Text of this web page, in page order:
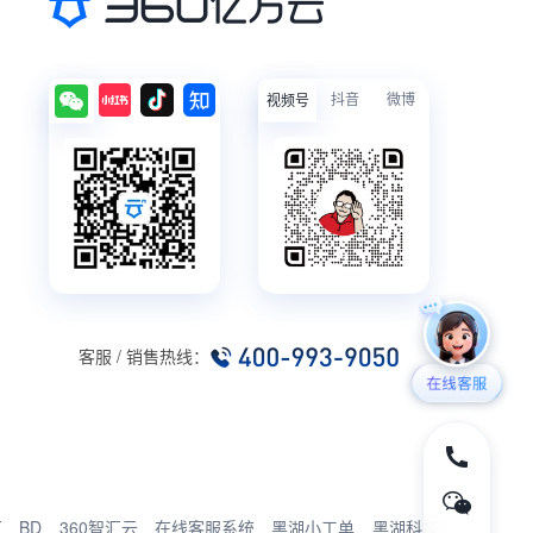
视频号 抖音 微博
客服 / 销售热线：
BD 360智汇云 在线客服系统 黑湖小工单 黑湖科技